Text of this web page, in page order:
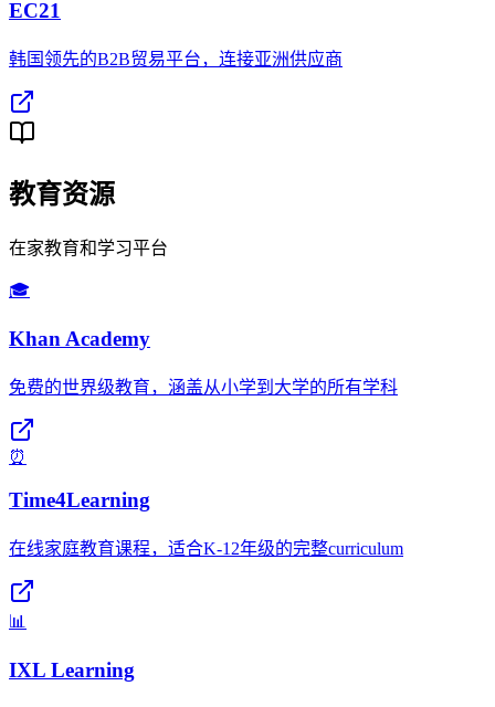
EC21
韩国领先的B2B贸易平台，连接亚洲供应商
教育资源
在家教育和学习平台
🎓
Khan Academy
免费的世界级教育，涵盖从小学到大学的所有学科
⏰
Time4Learning
在线家庭教育课程，适合K-12年级的完整curriculum
📊
IXL Learning